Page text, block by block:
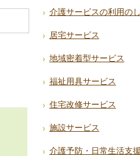
介護サービスの利用の
居宅サービス
地域密着型サービス
福祉用具サービス
住宅改修サービス
施設サービス
介護予防・日常生活支